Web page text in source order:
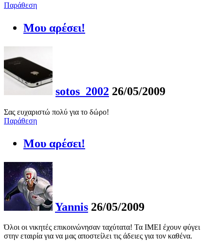
Παράθεση
Μου αρέσει!
sotos_2002 26/05/2009
Σας ευχαριστώ πολύ για το δώρο!
Παράθεση
Μου αρέσει!
Yannis 26/05/2009
Όλοι οι νικητές επικοινώνησαν ταχύτατα! Τα IMEI έχουν φύγει
στην εταιρία για να μας αποστείλει τις άδειες για τον καθένα.